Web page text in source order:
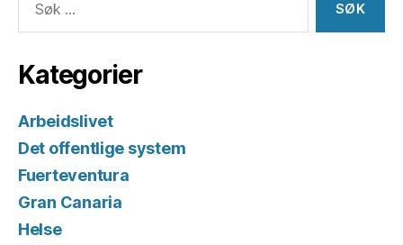
etter:
Kategorier
Arbeidslivet
Det offentlige system
Fuerteventura
Gran Canaria
Helse